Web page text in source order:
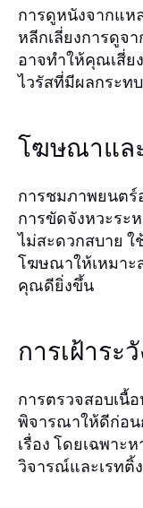
การดูหนังจากแห
หลีกเลี่ยงการดูจ
อาจทำให้คุณเสี่ย
ไวรัสที่มีผลกระท
โฆษณาแล
การชมภาพยนตร์
การขัดจังหวะระ
ไม่สะดวกสบาย
โฆษณาให้เหมาะ
คุณดียิ่งขึ้น
การเฝ้าระ
การตรวจสอบเนื้
พิจารณาให้ดีก่อน
เรื่อง โดยเฉพาะ
วิจารณ์และเรทติ้